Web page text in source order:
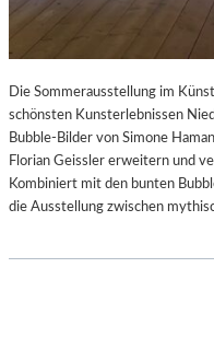
Die Sommerausstellung im
schönsten Kunsterlebnissen
Bubble-Bilder von Simone
Florian Geissler erweitern und
Kombiniert mit den bunten
die Ausstellung zwischen